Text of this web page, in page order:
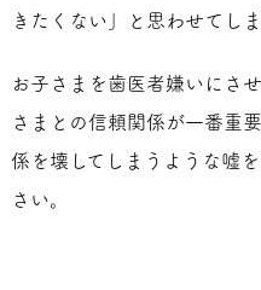
きたくない」と思わせてし
お子さまを歯医者嫌いにさ
さまとの信頼関係が一番重
係を壊してしまうような嘘
さい。